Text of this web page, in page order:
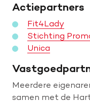
Actiepartners
Fit4Lady
Stichting
Unica
Meerdere
samen met de